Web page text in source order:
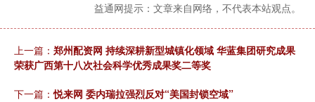
益通网提示：文章来自网络，不代表本站观点。
上一篇： 郑州配资网 持续深耕新型城镇化领域 华蓝集团研究成果
荣获广西第十八次社会科学优秀成果奖二等奖
下一篇：悦来网 委内瑞拉强烈反对“美国封锁空域”